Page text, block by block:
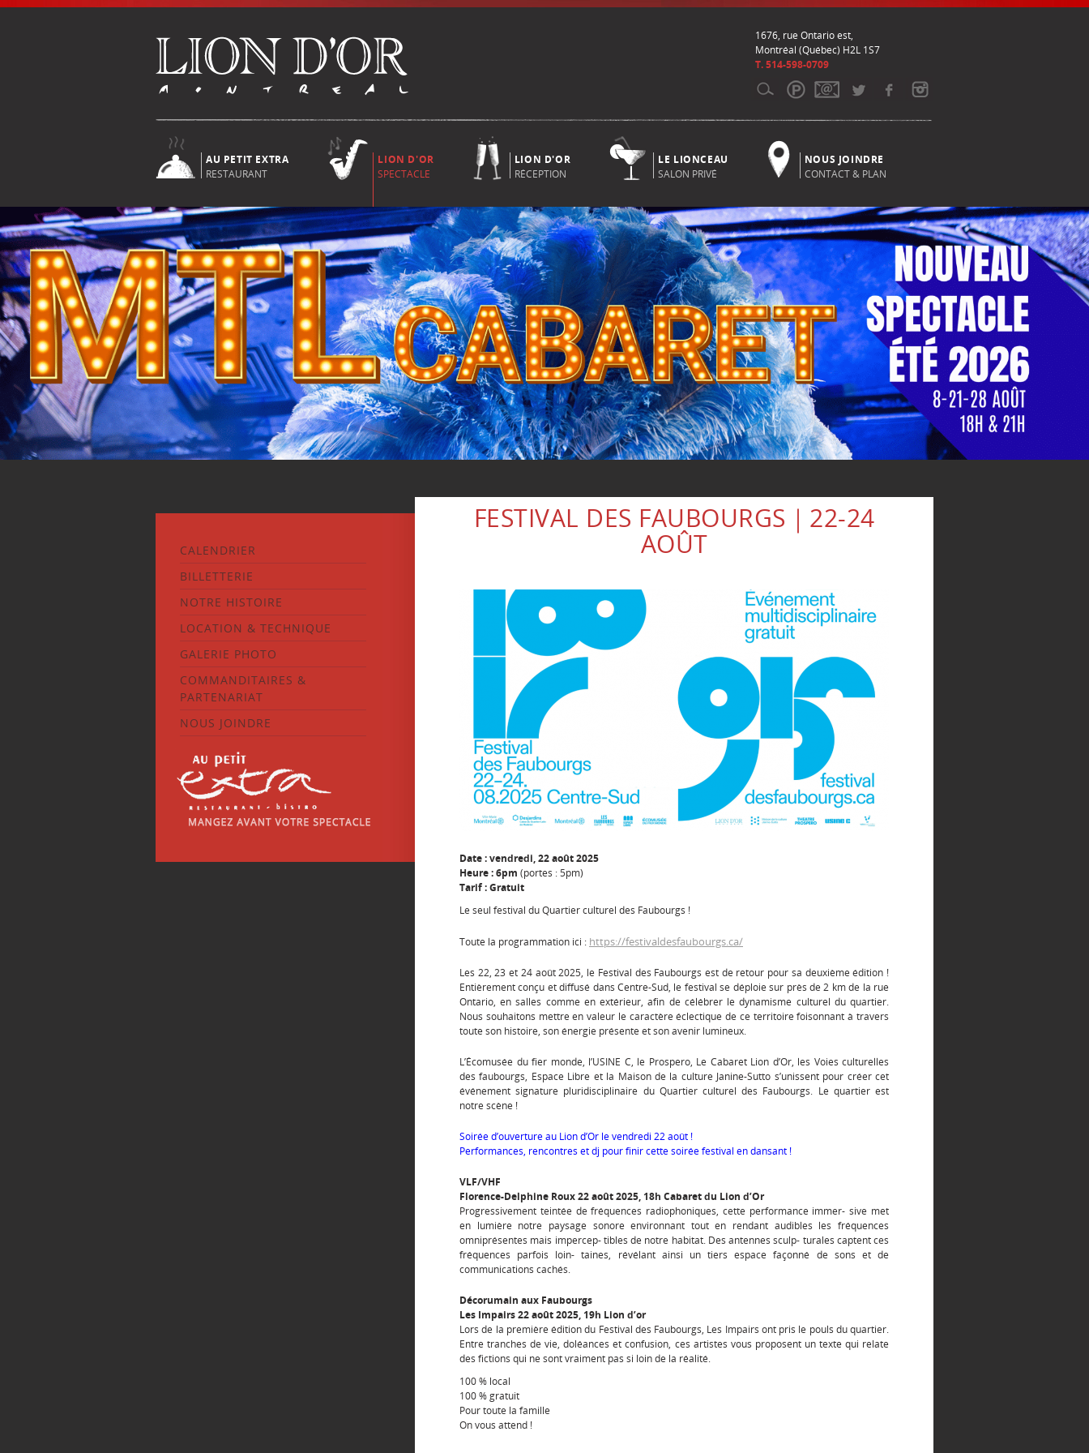
1676, rue Ontario est,
Montréal (Québec) H2L 1S7
T. 514-598-0709
AU PETIT EXTRA
RESTAURANT
LION D'OR
SPECTACLE
LION D'OR
RÉCEPTION
LE LIONCEAU
SALON PRIVÉ
NOUS JOINDRE
CONTACT & PLAN
CALENDRIER
BILLETTERIE
NOTRE HISTOIRE
LOCATION & TECHNIQUE
GALERIE PHOTO
COMMANDITAIRES &
PARTENARIAT
NOUS JOINDRE
FESTIVAL DES FAUBOURGS｜22-24
AOÛT
Date : vendredi, 22 août 2025
Heure : 6pm (portes : 5pm)
Tarif : Gratuit
Le seul festival du Quartier culturel des Faubourgs !
Toute la programmation ici : https://festivaldesfaubourgs.ca/
Les 22, 23 et 24 août 2025, le Festival des Faubourgs est de retour pour sa deuxième édition !
Entièrement conçu et diffusé dans Centre-Sud, le festival se déploie sur près de 2 km de la rue
Ontario, en salles comme en extérieur, afin de célébrer le dynamisme culturel du quartier.
Nous souhaitons mettre en valeur le caractère éclectique de ce territoire foisonnant à travers
toute son histoire, son énergie présente et son avenir lumineux.
L’Écomusée du fier monde, l’USINE C, le Prospero, Le Cabaret Lion d’Or, les Voies culturelles
des faubourgs, Espace Libre et la Maison de la culture Janine-Sutto s’unissent pour créer cet
événement signature pluridisciplinaire du Quartier culturel des Faubourgs. Le quartier est
notre scène !
Soirée d’ouverture au Lion d’Or le vendredi 22 août !
Performances, rencontres et dj pour finir cette soirée festival en dansant !
VLF/VHF
Florence-Delphine Roux 22 août 2025, 18h Cabaret du Lion d’Or
Progressivement teintée de fréquences radiophoniques, cette performance immer- sive met
en lumière notre paysage sonore environnant tout en rendant audibles les fréquences
omniprésentes mais impercep- tibles de notre habitat. Des antennes sculp- turales captent ces
fréquences parfois loin- taines, révélant ainsi un tiers espace façonné de sons et de
communications cachés.
Décorumain aux Faubourgs
Les Impairs 22 août 2025, 19h Lion d’or
Lors de la première édition du Festival des Faubourgs, Les Impairs ont pris le pouls du quartier.
Entre tranches de vie, doléances et confusion, ces artistes vous proposent un texte qui relate
des fictions qui ne sont vraiment pas si loin de la réalité.
100 % local
100 % gratuit
Pour toute la famille
On vous attend !